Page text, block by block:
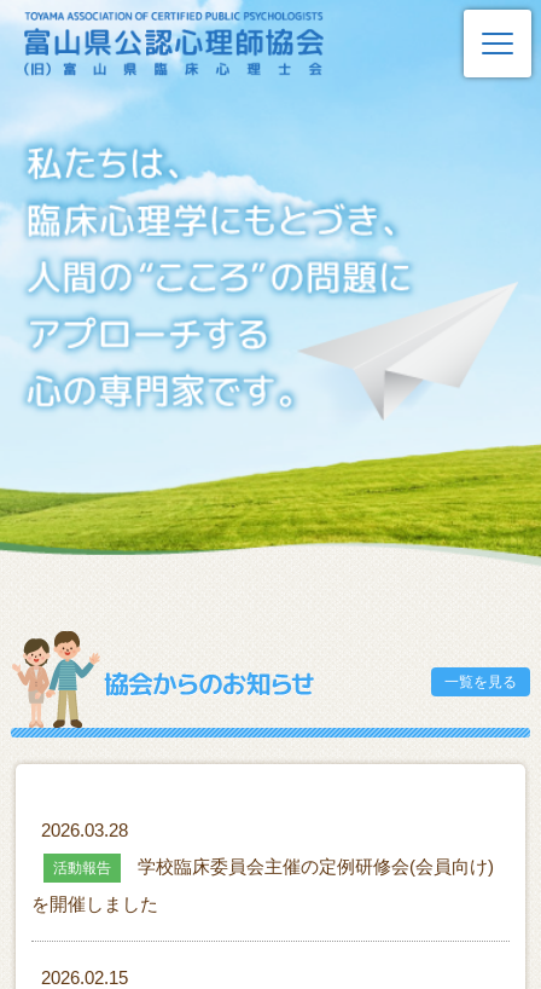
一覧を見る
2026.03.28
活動報告
学校臨床委員会主催の定例研修会(会員向け)
を開催しました
2026.02.15